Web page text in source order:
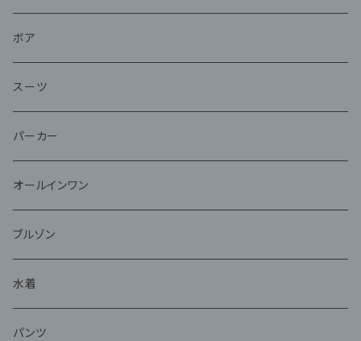
ボア
スーツ
パーカー
オールインワン
ブルゾン
水着
パンツ